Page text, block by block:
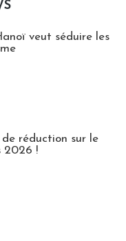
veut séduire les
de réduction sur le
2026 !